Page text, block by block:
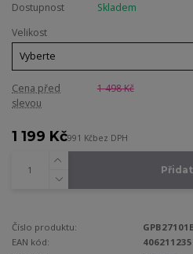
Dostupnost
Skladem
Velikost
Cena před
slevou
1 498 Kč
1 199 Kč991 Kčbez DPH
Číslo produktu:
EAN kód: